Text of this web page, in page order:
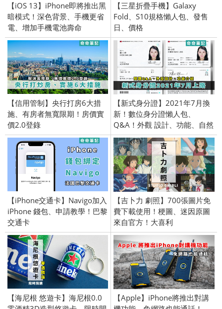
【iOS 13】iPhone即將推出黑
暗模式！深色背景、手機更省
電、增加手機電池壽命
【三星折疊手機】Galaxy
Fold、S10規格懶人包、發售
日、價格
【信用管制】央行打房6大措
施、有房者無寬限期！房價實
價2.0登錄
【新式身分證】2021年7月換
新！數位身分證懶人包、
Q&A！外觀 設計、功能、自然
人憑證、PTT
【iPhone交通卡】Navigo加入
iPhone 錢包、申請教學！巴黎
交通卡
【吉卜力 劇照】700張圖片免
費下載使用！梗圖、迷因原圖
來自官方！大喜利
【海尼根 悠遊卡】海尼根0.0
【Apple】iPhone將推出對講